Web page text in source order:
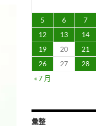
5
6 7
12
13 14
19
20 21
26
27 28
« 7 月
彙整